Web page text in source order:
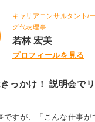
キャリアコンサルタント/
グ代表理事
若林 宏美
プロフィールを見る
っかけ！ 説明会で
ですが、「こんな仕事が